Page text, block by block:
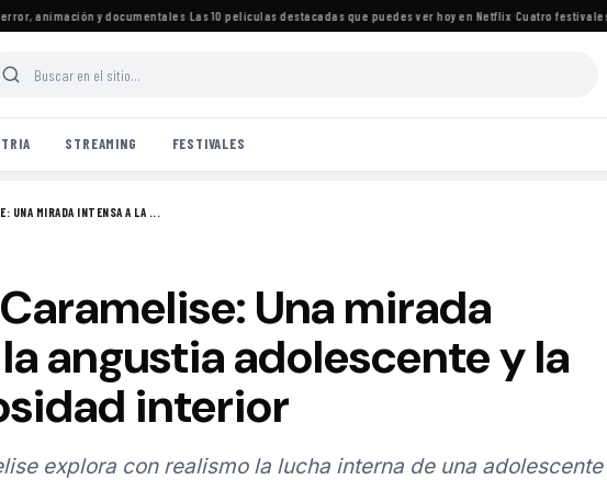
animación y documentales·Las 10 películas destacadas que puedes ver hoy en Netflix·Cuatro festivales de
STREAMING FESTIVALES
UNA MIRADA INTENSA A LA ...
Una mirada
angustia adolescente y la
interior
explora con realismo la lucha interna de una adolescente